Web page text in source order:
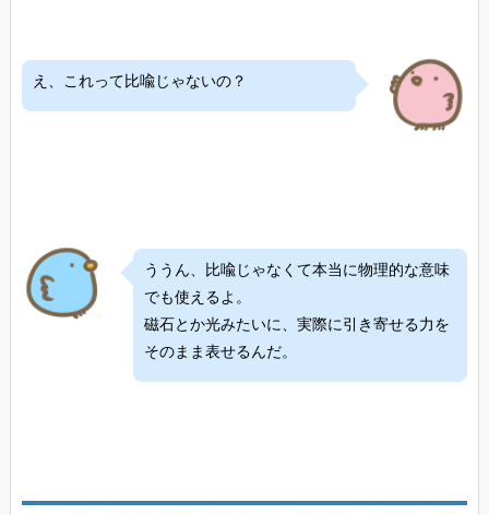
え、これって比喩じゃないの？
ううん、比喩じゃなくて本当に物理的な意味
でも使えるよ。
磁石とか光みたいに、実際に引き寄せる力を
そのまま表せるんだ。